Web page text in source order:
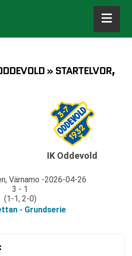
» STARTELVOR,
Värnamo 2026-04-26
3 - 1
(1-1, 2-0)
- Grundserie
IK Oddevold